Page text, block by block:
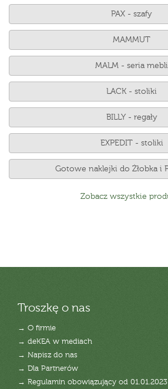
PAX - szafy
MAMMUT
MALM - seria mebli
LACK - stoliki
BILLY - regały
EXPEDIT - stoliki
Gotowe naklejki do Żłobka i
Zobacz wszystkie
Troszkę o nas
→ O firmie
→ deKEA w mediach
→ Napisz do nas
→ Dla Partnerów
→ Regulamin obowiązujący od 01.01.2023